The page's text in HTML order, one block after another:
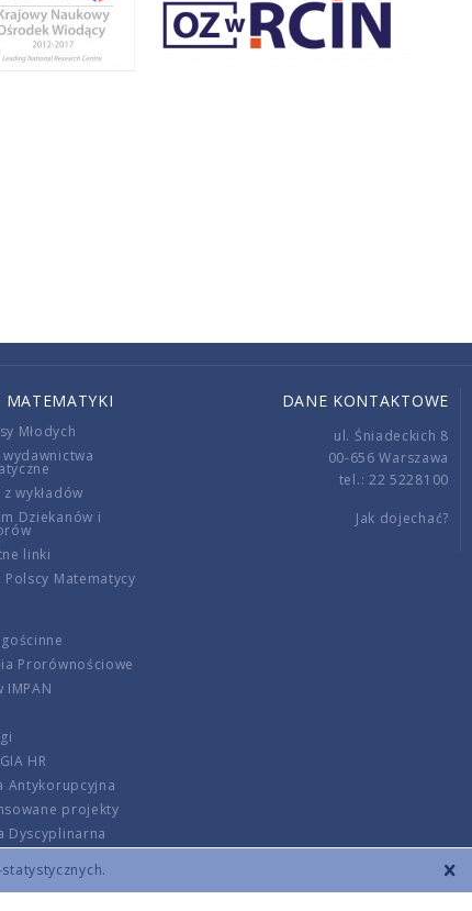
MATEMATYKI
Młodych
wykładów
Dziekanów i
linki
Matematycy
Prorównościowe
IMPAN
HR
Antykorupcyjna
projekty
Dyscyplinarna
opłat
DANE KONTAKTOWE
ul. Śniadeckich 8
00-656 Warszawa
tel.: 22 5228100
Jak dojechać?